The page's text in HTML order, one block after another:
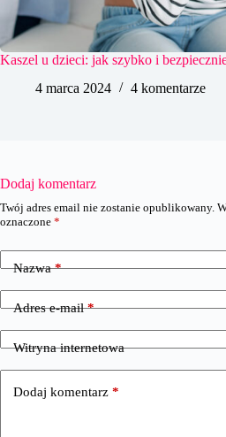
Kaszel u dzieci: jak szybko i
4 marca 2024
4 komentarze
Dodaj komentarz
Twój adres email nie zostanie opublikowany.
oznaczone *
Nazwa*
Adres e-mail*
Witryna internetowa
Dodaj komentarz *